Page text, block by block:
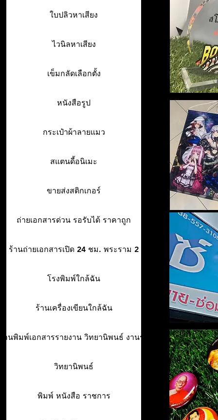
ใบปลิวหาเสียง
ไวนิลหาเสียง
เข็มกลัดเลือกตั้ง
หนังสือรูป
กระเป๋าผ้าลายแมว
สแตนดี้อนิเมะ
ขายส่งสติกเกอร์
ถ่ายเอกสารด่วน รอรับได้ ราคาถูก
ร้านถ่ายเอกสารเปิด 24 ชม. พระราม 2
โรงพิมพ์ใกล้ฉัน
ร้านเครื่องเขียนใกล้ฉัน
านพิมพ์เอกสารรายงาน วิทยานิพนธ์ งานรา
วิทยานิพนธ์
พิมพ์ หนังสือ ราชการ